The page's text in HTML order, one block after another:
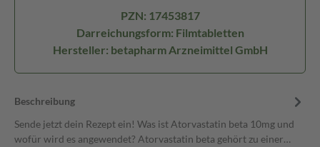
PZN: 17453817
Darreichungsform: Filmtabletten
Hersteller: betapharm Arzneimittel GmbH
Beschreibung
Sende jetzt dein Rezept ein! Was ist Atorvastatin beta 10mg und
wofür wird es angewendet? Atorvastatin beta gehört zu einer…